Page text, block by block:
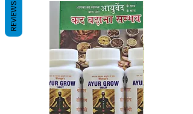
REVIEWS